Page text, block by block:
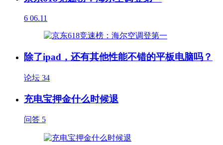
6 06.11
除了ipad，还有其他性能不错的平板电脑吗？
论坛 34
充电宝押金什么时候退
问答 5